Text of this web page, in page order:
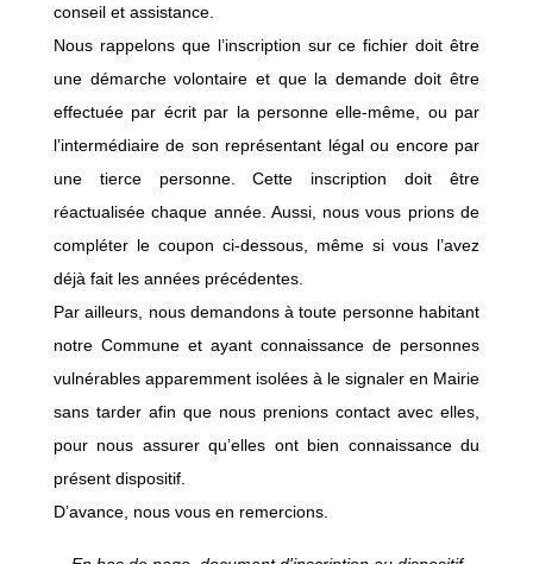
conseil et assistance.
Nous rappelons que l’inscription sur ce fichier doit être
une démarche volontaire et que la demande doit être
effectuée par écrit par la personne elle-même, ou par
l’intermédiaire de son représentant légal ou encore par
une tierce personne. Cette inscription doit être
réactualisée chaque année. Aussi, nous vous prions de
compléter le coupon ci-dessous, même si vous l’avez
déjà fait les années précédentes.
Par ailleurs, nous demandons à toute personne habitant
notre Commune et ayant connaissance de personnes
vulnérables apparemment isolées à le signaler en Mairie
sans tarder afin que nous prenions contact avec elles,
pour nous assurer qu’elles ont bien connaissance du
présent dispositif.
D’avance, nous vous en remercions.